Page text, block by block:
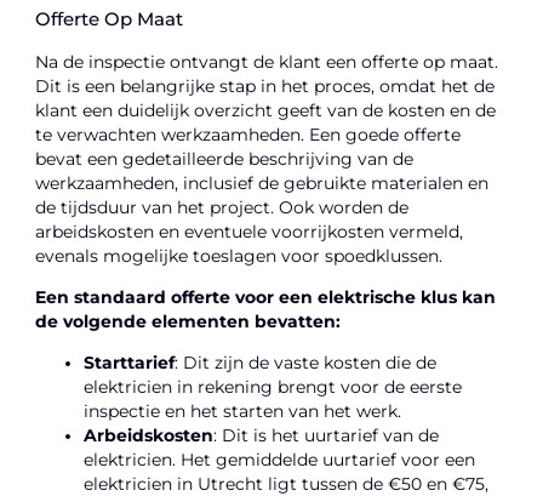
Offerte Op Maat
Na de inspectie ontvangt de klant een offerte op maat.
Dit is een belangrijke stap in het proces, omdat het de
klant een duidelijk overzicht geeft van de kosten en de
te verwachten werkzaamheden. Een goede offerte
bevat een gedetailleerde beschrijving van de
werkzaamheden, inclusief de gebruikte materialen en
de tijdsduur van het project. Ook worden de
arbeidskosten en eventuele voorrijkosten vermeld,
evenals mogelijke toeslagen voor spoedklussen.
Een standaard offerte voor een elektrische klus kan
de volgende elementen bevatten:
Starttarief: Dit zijn de vaste kosten die de
elektricien in rekening brengt voor de eerste
inspectie en het starten van het werk.
Arbeidskosten: Dit is het uurtarief van de
elektricien. Het gemiddelde uurtarief voor een
elektricien in Utrecht ligt tussen de €50 en €75,